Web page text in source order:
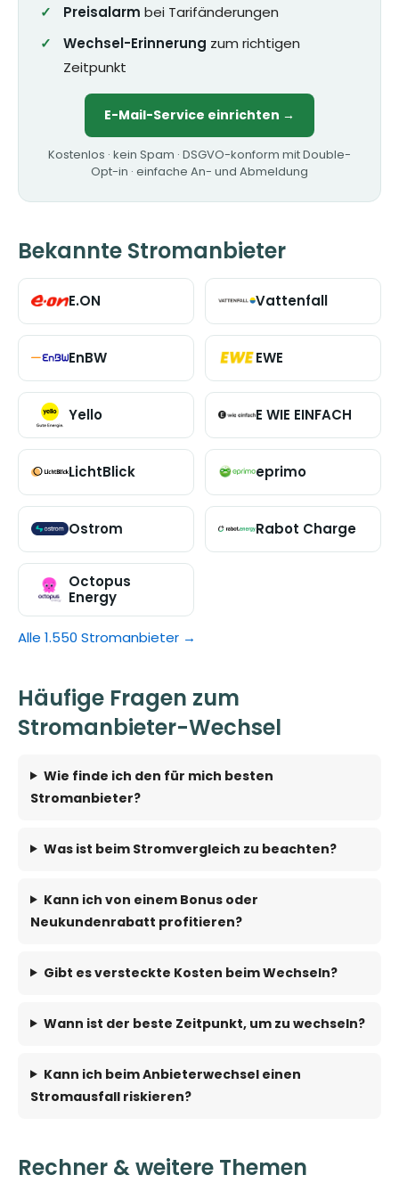
Preisalarm bei Tarifänderungen
Wechsel-Erinnerung zum richtigen
Zeitpunkt
E-Mail-Service einrichten →
Kostenlos · kein Spam · DSGVO-konform mit Double-
Opt-in · einfache An- und Abmeldung
Bekannte Stromanbieter
E.ON Vattenfall
EnBW EWE
Yello E WIE EINFACH
LichtBlick eprimo
Ostrom Rabot Charge
Octopus
Energy
Alle 1.550 Stromanbieter →
Häufige Fragen zum
Stromanbieter-Wechsel
Wie finde ich den für mich besten
Stromanbieter?
Was ist beim Stromvergleich zu beachten?
Kann ich von einem Bonus oder
Neukundenrabatt profitieren?
Gibt es versteckte Kosten beim Wechseln?
Wann ist der beste Zeitpunkt, um zu wechseln?
Kann ich beim Anbieterwechsel einen
Stromausfall riskieren?
Rechner & weitere Themen